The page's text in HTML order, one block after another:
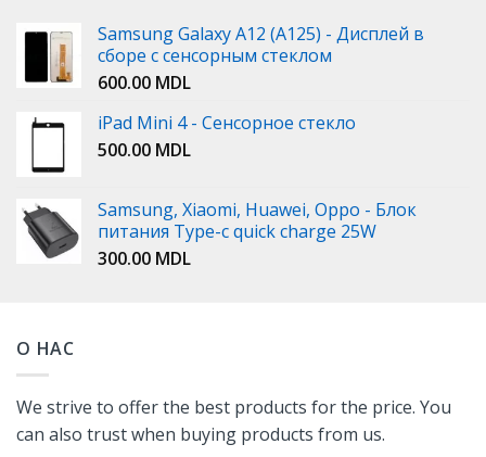
Samsung Galaxy A12 (A125) - Дисплей в
сборе с сенсорным стеклом
600.00 MDL
iPad Mini 4 - Сенсорное стекло
500.00 MDL
Samsung, Xiaomi, Huawei, Oppo - Блок
питания Type-c quick charge 25W
300.00 MDL
О НАС
We strive to offer the best products for the price. You
can also trust when buying products from us.